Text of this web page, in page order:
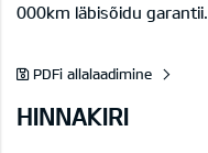
000km läbisõidu garantii.
PDFi allalaadimine
HINNAKIRI